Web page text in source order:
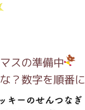
スの準備中
？数字を順番
！